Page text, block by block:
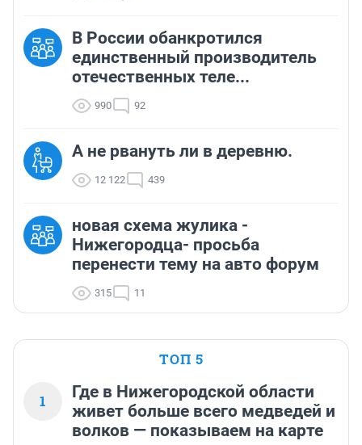
В России обанкротился
единственный производитель
отечественных теле...
990 92
А не рвануть ли в деревню.
12 122 439
новая схема жулика -
Нижегородца- просьба
перенести тему на авто форум
315 11
ТОП 5
1
Где в Нижегородской области
живет больше всего медведей и
волков — показываем на карте